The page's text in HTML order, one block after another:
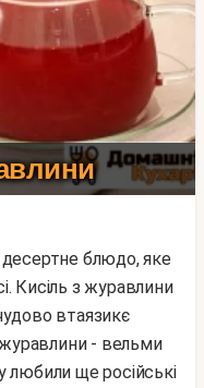
Кисіль з журавлини
втаязикє
журавлини - вельми
любили ще російські